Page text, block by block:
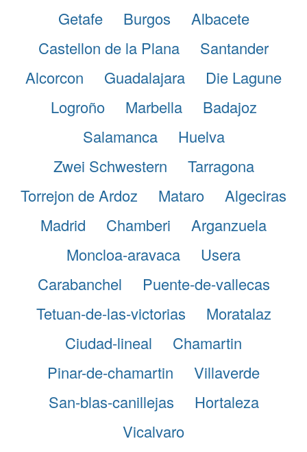
Getafe
Burgos
Albacete
Castellon de la Plana
Santander
Alcorcon
Guadalajara
Die Lagune
Logroño
Marbella
Badajoz
Salamanca
Huelva
Zwei Schwestern
Tarragona
Torrejon de Ardoz
Mataro
Algeciras
Madrid
Chamberi
Arganzuela
Moncloa-aravaca
Usera
Carabanchel
Puente-de-vallecas
Tetuan-de-las-victorias
Moratalaz
Ciudad-lineal
Chamartin
Pinar-de-chamartin
Villaverde
San-blas-canillejas
Hortaleza
Vicalvaro